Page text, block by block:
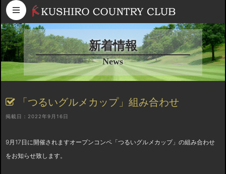
コンテンツへスキップ
新着情報
News
「つるいグルメカップ」組み合わせ
掲載日：2022年9月16日
9月17日に開催されますオープンコンペ「つるいグルメカップ」の組み合わせ
をお知らせ致します。